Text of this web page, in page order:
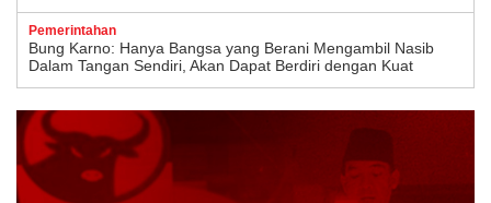
Pemerintahan
Bung Karno: Hanya Bangsa yang Berani Mengambil Nasib
Dalam Tangan Sendiri, Akan Dapat Berdiri dengan Kuat